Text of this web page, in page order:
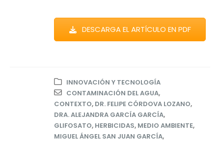
DESCARGA EL ARTÍCULO EN PDF
INNOVACIÓN Y TECNOLOGÍA
CONTAMINACIÓN DEL AGUA,
CONTEXTO, DR. FELIPE CÓRDOVA LOZANO,
DRA. ALEJANDRA GARCÍA GARCÍA,
GLIFOSATO, HERBICIDAS, MEDIO AMBIENTE,
MIGUEL ÁNGEL SAN JUAN GARCÍA,